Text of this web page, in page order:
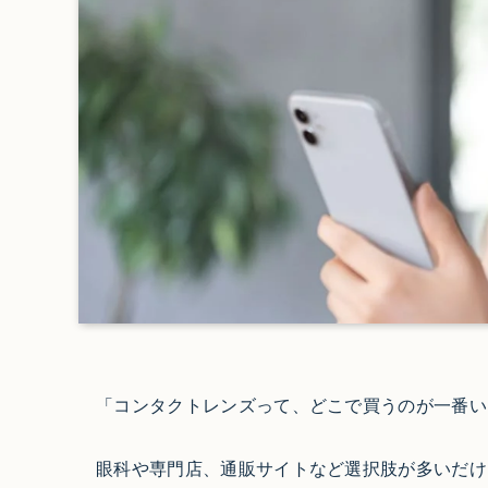
「コンタクトレンズって、どこで買うのが一番
眼科や専門店、通販サイトなど選択肢が多いだ